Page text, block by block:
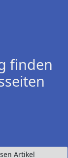
finden
Artikel